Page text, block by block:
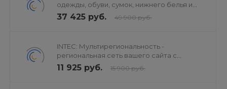
одежды, обуви, сумок, нижнего белья и
аксессуаров
37 425 руб. 49 900 руб.
INTEC: Мультирегиональность -
региональная сеть вашего сайта с
продвижением в поисковиках
11 925 руб. 15 900 руб.